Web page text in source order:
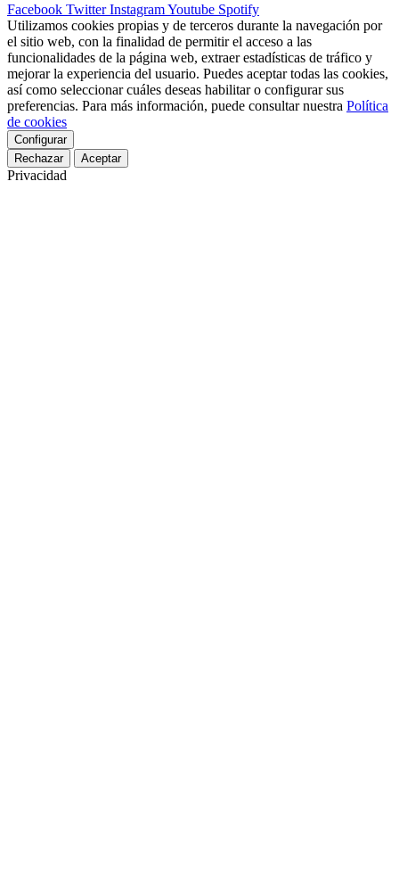
Facebook Twitter InstagramYoutube Spotify
Utilizamos cookies propias y de terceros durante la navegación por
el sitio web, con la finalidad de permitir el acceso a las
funcionalidades de la página web, extraer estadísticas de tráfico y
mejorar la experiencia del usuario. Puedes aceptar todas las cookies,
así como seleccionar cuáles deseas habilitar o configurar sus
preferencias. Para más información, puede consultar nuestra Política
de cookies
Configurar
Rechazar
Aceptar
Privacidad